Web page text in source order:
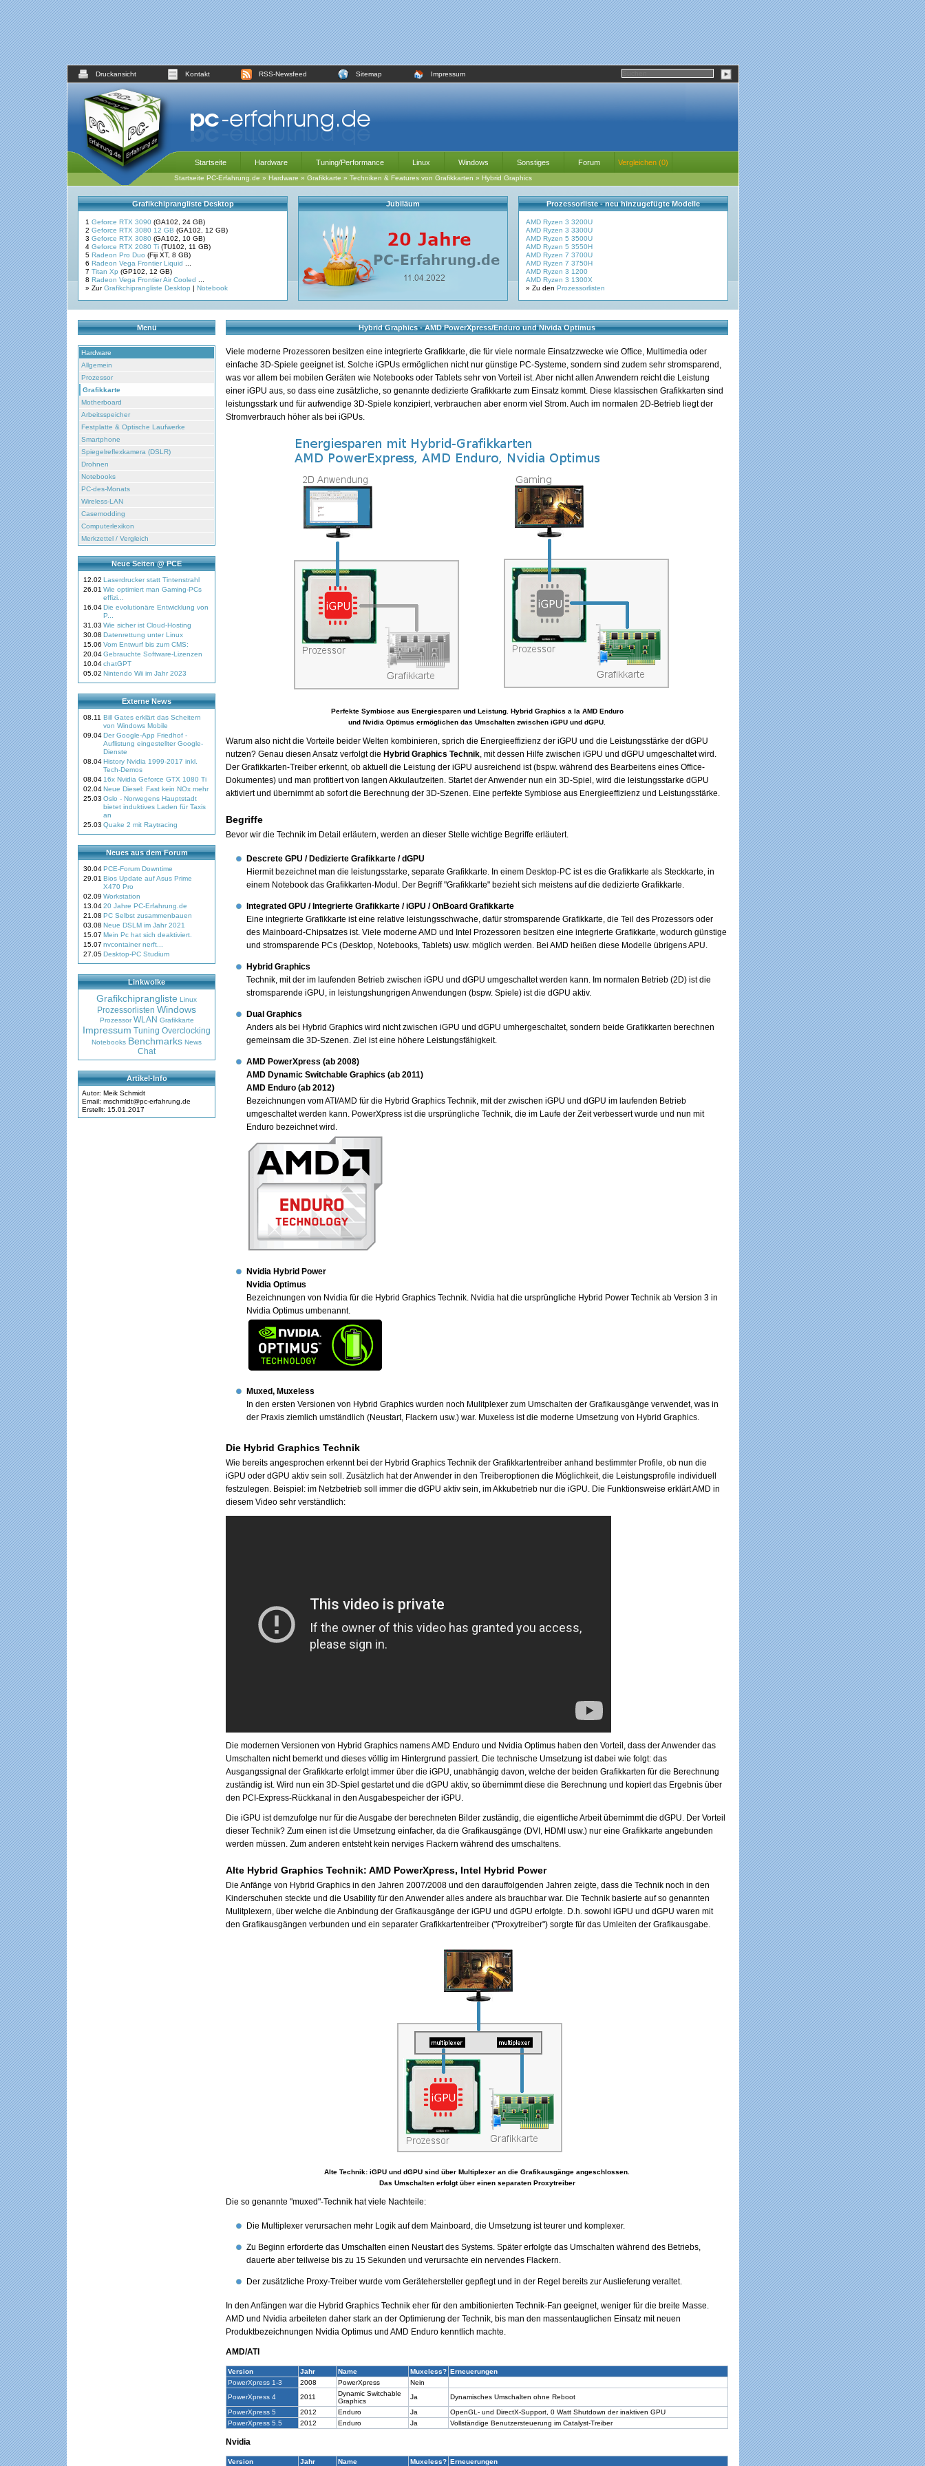
Druckansicht Kontakt RSS-Newsfeed Sitemap Impressum
Startseite Hardware Tuning/Performance Linux Windows Sonstiges Forum Vergleichen (0)
Startseite PC-Erfahrung.de » Hardware » Grafikkarte » Techniken & Features von Grafikkarten » Hybrid Graphics
Grafikchiprangliste Desktop
1 Geforce RTX 3090 (GA102, 24 GB)
2 Geforce RTX 3080 12 GB (GA102, 12 GB)
3 Geforce RTX 3080 (GA102, 10 GB)
4 Geforce RTX 2080 Ti (TU102, 11 GB)
5 Radeon Pro Duo (Fiji XT, 8 GB)
6 Radeon Vega Frontier Liquid
7 Titan Xp (GP102, 12 GB)
8 Radeon Vega Frontier Air Cooled
» ZurGrafikchiprangliste Desktop | Notebook
Jubiläum Prozessorliste - neu hinzugefügte Modelle
AMD Ryzen 3 3200U
AMD Ryzen 3 3300U
AMD Ryzen 5 3500U
AMD Ryzen 5 3550H
AMD Ryzen 7 3700U
AMD Ryzen 7 3750H
AMD Ryzen 3 1200
AMD Ryzen 3 1300X
» Zu den Prozessorlisten
Menü
Hardware
Allgemein
Prozessor
Grafikkarte
Motherboard
Arbeitsspeicher
Festplatte & Optische Laufwerke
Smartphone
Spiegelreflexkamera (DSLR)
Drohnen
Notebooks
PC-des-Monats
Wireless-LAN
Casemodding
Computerlexikon
Merkzettel / Vergleich
Neue Seiten @ PCE
12.02 Laserdrucker statt Tintenstrahl
26.01 Wie optimiert man Gaming-PCs
effizi...
16.04Die evolutionäre Entwicklung von
P...
31.03 Wie sicher ist Cloud-Hosting
30.08 Datenrettung unter Linux
15.06 Vom Entwurf bis zum CMS:
20.04Gebrauchte Software-Lizenzen
10.04chatGPT
05.02 Nintendo Wii im Jahr 2023
Externe News
08.11 Bill Gates erklärt das Scheitern
von Windows Mobile
09.04Der Google-App Friedhof -
Auflistung eingestellter Google-
Dienste
08.04History Nvidia 1999-2017 inkl.
Tech-Demos
08.04 16x Nvidia Geforce GTX 1080 Ti
02.04Neue Diesel: Fast kein NOx mehr
25.03 Oslo - Norwegens Hauptstadt
bietet induktives Laden für Taxis
an
25.03 Quake 2 mit Raytracing
Neues aus dem Forum
30.04PCE-Forum Downtime
29.01 Bios Update auf Asus Prime
X470 Pro
02.09 Workstation
13.0420 Jahre PC-Erfahrung.de
21.08 PC Selbst zusammenbauen
03.08 Neue DSLM im Jahr 2021
15.07 Mein Pc hat sich deaktiviert.
15.07 nvcontainer nerft...
27.05Desktop-PC Studium
Linkwolke
Grafikchiprangliste Linux
Prozessorlisten Windows
Prozessor WLAN Grafikkarte
Impressum Tuning Overclocking
Notebooks Benchmarks News
Chat
Artikel-Info
Autor: Meik Schmidt
Email: mschmidt@pc-erfahrung.de
Erstellt: 15.01.2017
Hybrid Graphics - AMD PowerXpress/Enduro und Nivida Optimus
Viele moderne Prozessoren besitzen eine integrierte Grafikkarte, die für viele normale Einsatzzwecke wie Office, Multimedia oder
einfache 3D-Spiele geeignet ist. Solche iGPUs ermöglichen nicht nur günstige PC-Systeme, sondern sind zudem sehr stromsparend,
was vor allem bei mobilen Geräten wie Notebooks oder Tablets sehr von Vorteil ist. Aber nicht allen Anwendern reicht die Leistung
einer iGPU aus, so dass eine zusätzliche, so genannte dedizierte Grafikkarte zum Einsatz kommt. Diese klassischen Grafikkarten sind
leistungsstark und für aufwendige 3D-Spiele konzipiert, verbrauchen aber enorm viel Strom. Auch im normalen 2D-Betrieb liegt der
Stromverbrauch höher als bei iGPUs.
Perfekte Symbiose aus Energiesparen und Leistung. Hybrid Graphics a la AMD Enduro
und Nvidia Optimus ermöglichen das Umschalten zwischen iGPU und dGPU.
Warum also nicht die Vorteile beider Welten kombinieren, sprich die Energieeffizienz der iGPU und die Leistungsstärke der dGPU
nutzen? Genau diesen Ansatz verfolgt die Hybrid Graphics Technik, mit dessen Hilfe zwischen iGPU und dGPU umgeschaltet wird.
Der Grafikkarten-Treiber erkennt, ob aktuell die Leistung der iGPU ausreichend ist (bspw. während des Bearbeitens eines Office-
Dokumentes) und man profitiert von langen Akkulaufzeiten. Startet der Anwender nun ein 3D-Spiel, wird die leistungsstarke dGPU
aktiviert und übernimmt ab sofort die Berechnung der 3D-Szenen. Eine perfekte Symbiose aus Energieeffizienz und Leistungsstärke.
Begriffe
Bevor wir die Technik im Detail erläutern, werden an dieser Stelle wichtige Begriffe erläutert.
Descrete GPU / Dedizierte Grafikkarte / dGPU
Hiermit bezeichnet man die leistungsstarke, separate Grafikkarte. In einem Desktop-PC ist es die Grafikkarte als Steckkarte, in
einem Notebook das Grafikkarten-Modul. Der Begriff "Grafikkarte" bezieht sich meistens auf die dedizierte Grafikkarte.
Integrated GPU / Integrierte Grafikkarte / iGPU / OnBoard Grafikkarte
Eine integrierte Grafikkarte ist eine relative leistungsschwache, dafür stromsparende Grafikkarte, die Teil des Prozessors oder
des Mainboard-Chipsatzes ist. Viele moderne AMD und Intel Prozessoren besitzen eine integrierte Grafikkarte, wodurch günstige
und stromsparende PCs (Desktop, Notebooks, Tablets) usw. möglich werden. Bei AMD heißen diese Modelle übrigens APU.
Hybrid Graphics
Technik, mit der im laufenden Betrieb zwischen iGPU und dGPU umgeschaltet werden kann. Im normalen Betrieb (2D) ist die
stromsparende iGPU, in leistungshungrigen Anwendungen (bspw. Spiele) ist die dGPU aktiv.
Dual Graphics
Anders als bei Hybrid Graphics wird nicht zwischen iGPU und dGPU umhergeschaltet, sondern beide Grafikkarten berechnen
gemeinsam die 3D-Szenen. Ziel ist eine höhere Leistungsfähigkeit.
AMD PowerXpress (ab 2008)
AMD Dynamic Switchable Graphics (ab 2011)
AMD Enduro (ab 2012)
Bezeichnungen vom ATI/AMD für die Hybrid Graphics Technik, mit der zwischen iGPU und dGPU im laufenden Betrieb
umgeschaltet werden kann. PowerXpress ist die ursprüngliche Technik, die im Laufe der Zeit verbessert wurde und nun mit
Enduro bezeichnet wird.
Nvidia Hybrid Power
Nvidia Optimus
Bezeichnungen von Nvidia für die Hybrid Graphics Technik. Nvidia hat die ursprüngliche Hybrid Power Technik ab Version 3 in
Nvidia Optimus umbenannt.
Muxed, Muxeless
In den ersten Versionen von Hybrid Graphics wurden noch Mulitplexer zum Umschalten der Grafikausgänge verwendet, was in
der Praxis ziemlich umständlich (Neustart, Flackern usw.) war. Muxeless ist die moderne Umsetzung von Hybrid Graphics.
Die Hybrid Graphics Technik
Wie bereits angesprochen erkennt bei der Hybrid Graphics Technik der Grafikkartentreiber anhand bestimmter Profile, ob nun die
iGPU oder dGPU aktiv sein soll. Zusätzlich hat der Anwender in den Treiberoptionen die Möglichkeit, die Leistungsprofile individuell
festzulegen. Beispiel: im Netzbetrieb soll immer die dGPU aktiv sein, im Akkubetrieb nur die iGPU. Die Funktionsweise erklärt AMD in
diesem Video sehr verständlich:
Die modernen Versionen von Hybrid Graphics namens AMD Enduro und Nvidia Optimus haben den Vorteil, dass der Anwender das
Umschalten nicht bemerkt und dieses völlig im Hintergrund passiert. Die technische Umsetzung ist dabei wie folgt: das
Ausgangssignal der Grafikkarte erfolgt immer über die iGPU, unabhängig davon, welche der beiden Grafikkarten für die Berechnung
zuständig ist. Wird nun ein 3D-Spiel gestartet und die dGPU aktiv, so übernimmt diese die Berechnung und kopiert das Ergebnis über
den PCI-Express-Rückkanal in den Ausgabespeicher der iGPU.
Die iGPU ist demzufolge nur für die Ausgabe der berechneten Bilder zuständig, die eigentliche Arbeit übernimmt die dGPU. Der Vorteil
dieser Technik? Zum einen ist die Umsetzung einfacher, da die Grafikausgänge (DVI, HDMI usw.) nur eine Grafikkarte angebunden
werden müssen. Zum anderen entsteht kein nerviges Flackern während des umschaltens.
Alte Hybrid Graphics Technik: AMD PowerXpress, Intel Hybrid Power
Die Anfänge von Hybrid Graphics in den Jahren 2007/2008 und den darauffolgenden Jahren zeigte, dass die Technik noch in den
Kinderschuhen steckte und die Usability für den Anwender alles andere als brauchbar war. Die Technik basierte auf so genannten
Mulitplexern, über welche die Anbindung der Grafikausgänge der iGPU und dGPU erfolgte. D.h. sowohl iGPU und dGPU waren mit
den Grafikausgängen verbunden und ein separater Grafikkartentreiber ("Proxytreiber") sorgte für das Umleiten der Grafikausgabe.
Alte Technik: iGPU und dGPU sind über Multiplexer an die Grafikausgänge angeschlossen.
Das Umschalten erfolgt über einen separaten Proxytreiber
Die so genannte "muxed"-Technik hat viele Nachteile:
Die Multiplexer verursachen mehr Logik auf dem Mainboard, die Umsetzung ist teurer und komplexer.
Zu Beginn erforderte das Umschalten einen Neustart des Systems. Später erfolgte das Umschalten während des Betriebs,
dauerte aber teilweise bis zu 15 Sekunden und verursachte ein nervendes Flackern.
Der zusätzliche Proxy-Treiber wurde vom Gerätehersteller gepflegt und in der Regel bereits zur Auslieferung veraltet.
In den Anfängen war die Hybrid Graphics Technik eher für den ambitionierten Technik-Fan geeignet, weniger für die breite Masse.
AMD und Nvidia arbeiteten daher stark an der Optimierung der Technik, bis man den massentauglichen Einsatz mit neuen
Produktbezeichnungen Nvidia Optimus und AMD Enduro kenntlich machte.
AMD/ATI
Version Jahr Name Muxeless? Erneuerungen
PowerXpress 1-3
2008 PowerXpress
Nein
PowerXpress 4
2011
Dynamic Switchable
Graphics
Ja
Dynamisches Umschalten ohne Reboot
PowerXpress 5
2012 Enduro Ja
OpenGL- und DirectX-Support, 0 Watt Shutdown der inaktiven GPU
PowerXpress 5.5
2012 Enduro Ja Vollständige Benutzersteuerung im Catalyst-Treiber
Nvidia
Version Jahr Name Muxeless? Erneuerungen